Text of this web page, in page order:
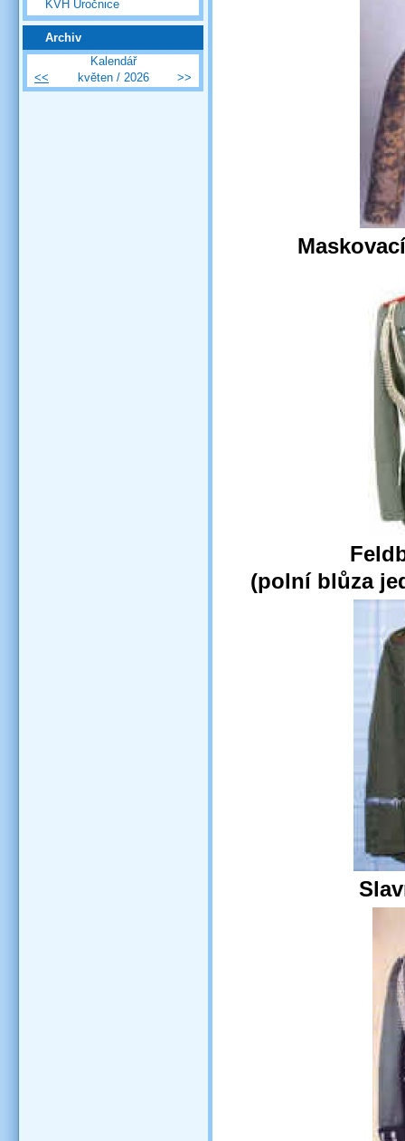
(polní blůza
KVH Úročnice
Archiv
Kalendář
<<
květen / 2026 >>